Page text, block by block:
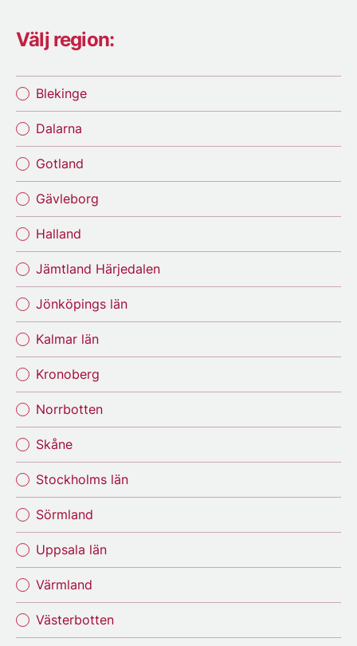
Välj region:
Blekinge
Dalarna
Gotland
Gävleborg
Halland
Jämtland Härjedalen
Jönköpings län
Kalmar län
Kronoberg
Norrbotten
Skåne
Stockholms län
Sörmland
Uppsala län
Värmland
Västerbotten